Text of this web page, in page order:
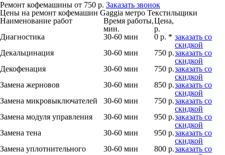
Ремонт кофемашины от 750 р. Заказать звонок
Цены на ремонт кофемашин Gaggia метро Текстильщики
Наименование работ
Время работы,
мин.
Цена,
р.
Диагностика
30-60 мин 0 р. * заказать со
скидкой
Декальцинация
30-60 мин 750 р.заказать со
скидкой
Декофенация
30-60 мин 750 р.заказать со
скидкой
Замена жерновов
30-60 мин 850 р.заказать со
скидкой
Замена микровыключателей
30-60 мин 750 р.заказать со
скидкой
Замена модуля управления
30-60 мин 950 р.заказать со
скидкой
Замена тена
30-60 мин 950 р.заказать со
скидкой
Замена уплотнительного
30-60 мин 800 р.заказать со